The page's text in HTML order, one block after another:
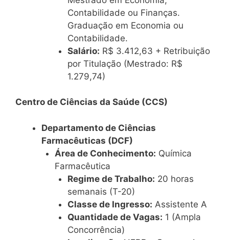
Contabilidade ou Finanças.
Graduação em Economia ou
Contabilidade.
Salário: R$ 3.412,63 + Retribuição
por Titulação (Mestrado: R$
1.279,74)
Centro de Ciências da Saúde (CCS)
Departamento de Ciências
Farmacêuticas (DCF)
Área de Conhecimento: Química
Farmacêutica
Regime de Trabalho: 20 horas
semanais (T-20)
Classe de Ingresso: Assistente A
Quantidade de Vagas: 1 (Ampla
Concorrência)